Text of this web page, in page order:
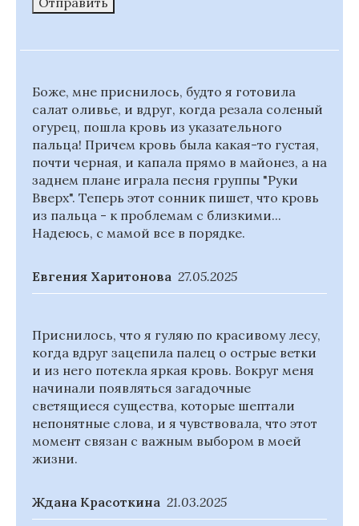
Боже, мне приснилось, будто я готовила
салат оливье, и вдруг, когда резала соленый
огурец, пошла кровь из указательного
пальца! Причем кровь была какая-то густая,
почти черная, и капала прямо в майонез, а на
заднем плане играла песня группы "Руки
Вверх". Теперь этот сонник пишет, что кровь
из пальца - к проблемам с близкими...
Надеюсь, с мамой все в порядке.
Евгения Харитонова 27.05.2025
Приснилось, что я гуляю по красивому лесу,
когда вдруг зацепила палец о острые ветки
и из него потекла яркая кровь. Вокруг меня
начинали появляться загадочные
светящиеся существа, которые шептали
непонятные слова, и я чувствовала, что этот
момент связан с важным выбором в моей
жизни.
Ждана Красоткина 21.03.2025